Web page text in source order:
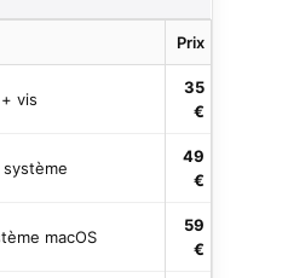
Prix
vis
35
€
49
€
macOS
59
€